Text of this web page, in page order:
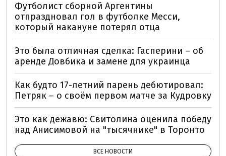
Футболист сборной Аргентины
отпраздновал гол в футболке Месси,
который накануне потерял отца
Это была отличная сделка: Гасперини – об
аренде Довбика и замене для украинца
Как будто 17-летний парень дебютировал:
Петряк – о своём первом матче за Кудровку
Это как дежавю: Свитолина оценила победу
над Анисимовой на "тысячнике" в Торонто
ВСЕ НОВОСТИ